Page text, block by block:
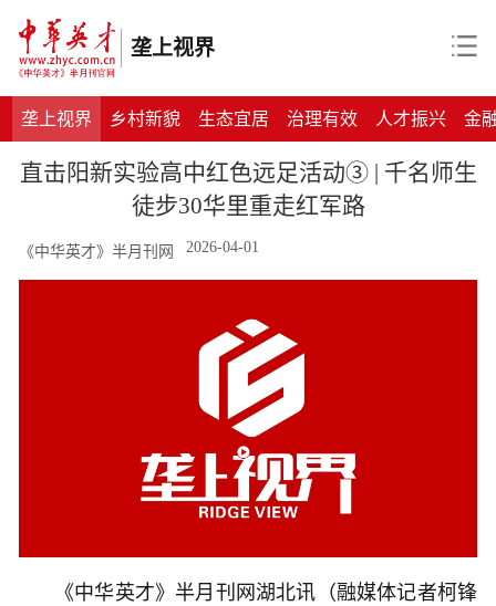
垄上视界
垄上视界 乡村新貌 生态宜居 治理有效 人才振兴 金
直击阳新实验高中红色远足活动③ | 千名师生
徒步30华里重走红军路
《中华英才》半月刊网 2026-04-01
《中华英才》半月刊网湖北讯（融媒体记者柯锋